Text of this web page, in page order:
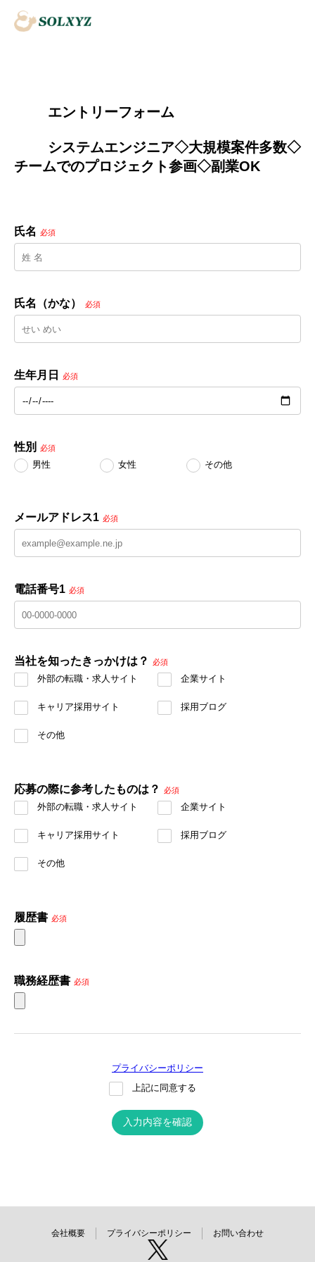
        エントリーフォーム
チームでのプロジェクト参画◇副業OK
氏名 必須
氏名（かな） 必須
生年月日 必須
性別 必須
男性 女性 その他
メールアドレス1 必須
電話番号1 必須
当社を知ったきっかけは？ 必須
外部の転職・求人サイト 企業サイト
キャリア採用サイト 採用ブログ
その他
応募の際に参考したものは？ 必須
外部の転職・求人サイト 企業サイト
キャリア採用サイト 採用ブログ
その他
履歴書 必須
職務経歴書 必須
プライバシーポリシー
上記に同意する
入力内容を確認
会社概要 プライバシーポリシー お問い合わせ